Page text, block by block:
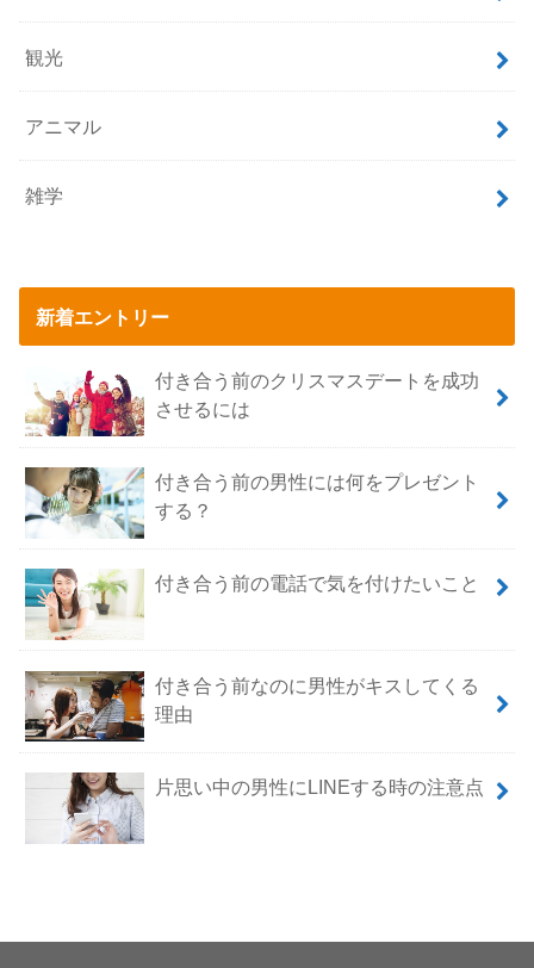
観光
アニマル
雑学
新着エントリー
付き合う前のクリスマスデートを成功
させるには
付き合う前の男性には何をプレゼント
する？
付き合う前の電話で気を付けたいこと
付き合う前なのに男性がキスしてくる
理由
片思い中の男性にLINEする時の注意点